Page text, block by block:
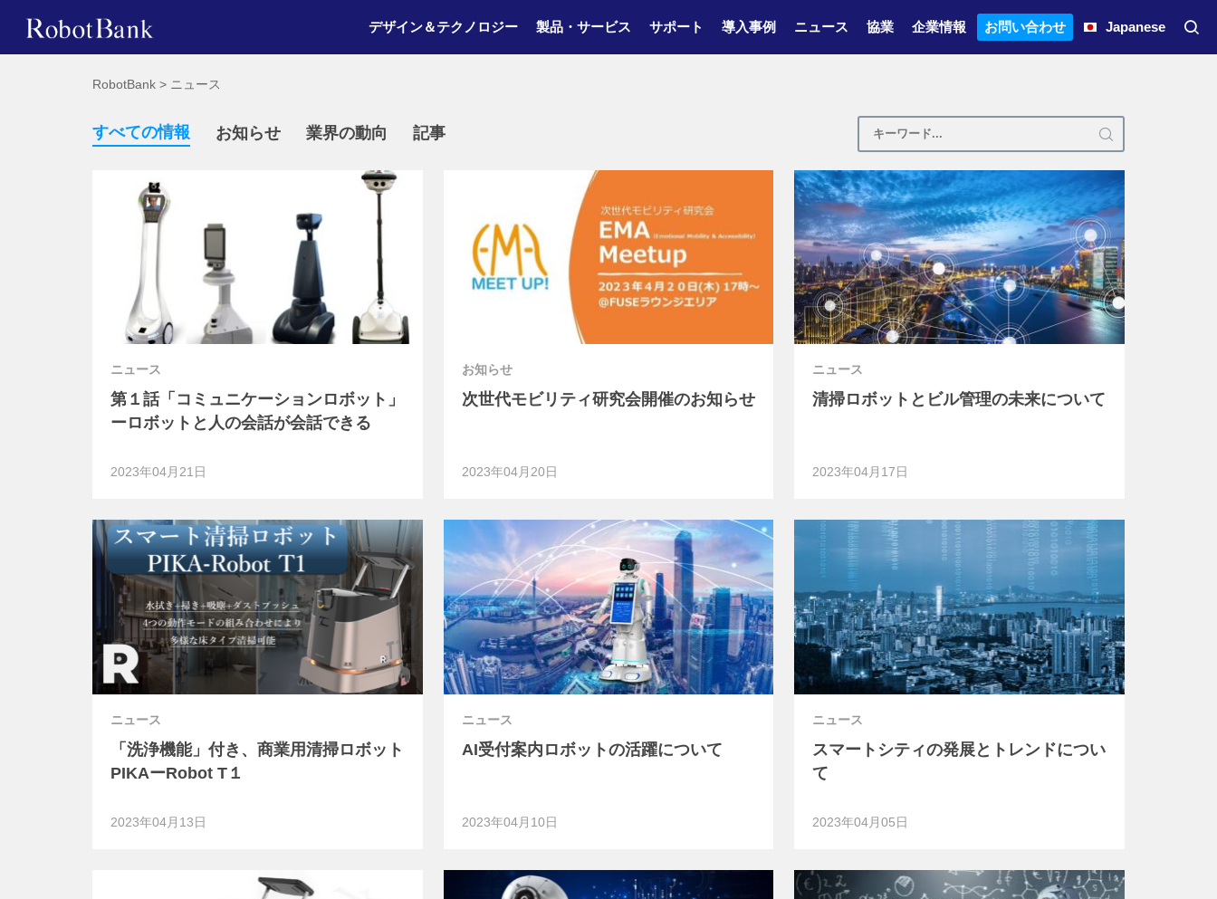
デザイン＆テクノロジー 製品・サービス サポート 導入事例 ニュース 協業 企業情報 お問い合わせ Japanese
RobotBank > ニュース
すべての情報 お知らせ 業界の動向 記事
ニュース
第１話「コミュニケーションロボット」
ーロボットと人の会話が会話できる
2023年04月21日
お知らせ
次世代モビリティ研究会開催のお知らせ
2023年04月20日
ニュース
清掃ロボットとビル管理の未来について
2023年04月17日
ニュース
「洗浄機能」付き、商業用清掃ロボット
PIKAーRobot T１
2023年04月13日
ニュース
AI受付案内ロボットの活躍について
2023年04月10日
ニュース
スマートシティの発展とトレンドについ
て
2023年04月05日